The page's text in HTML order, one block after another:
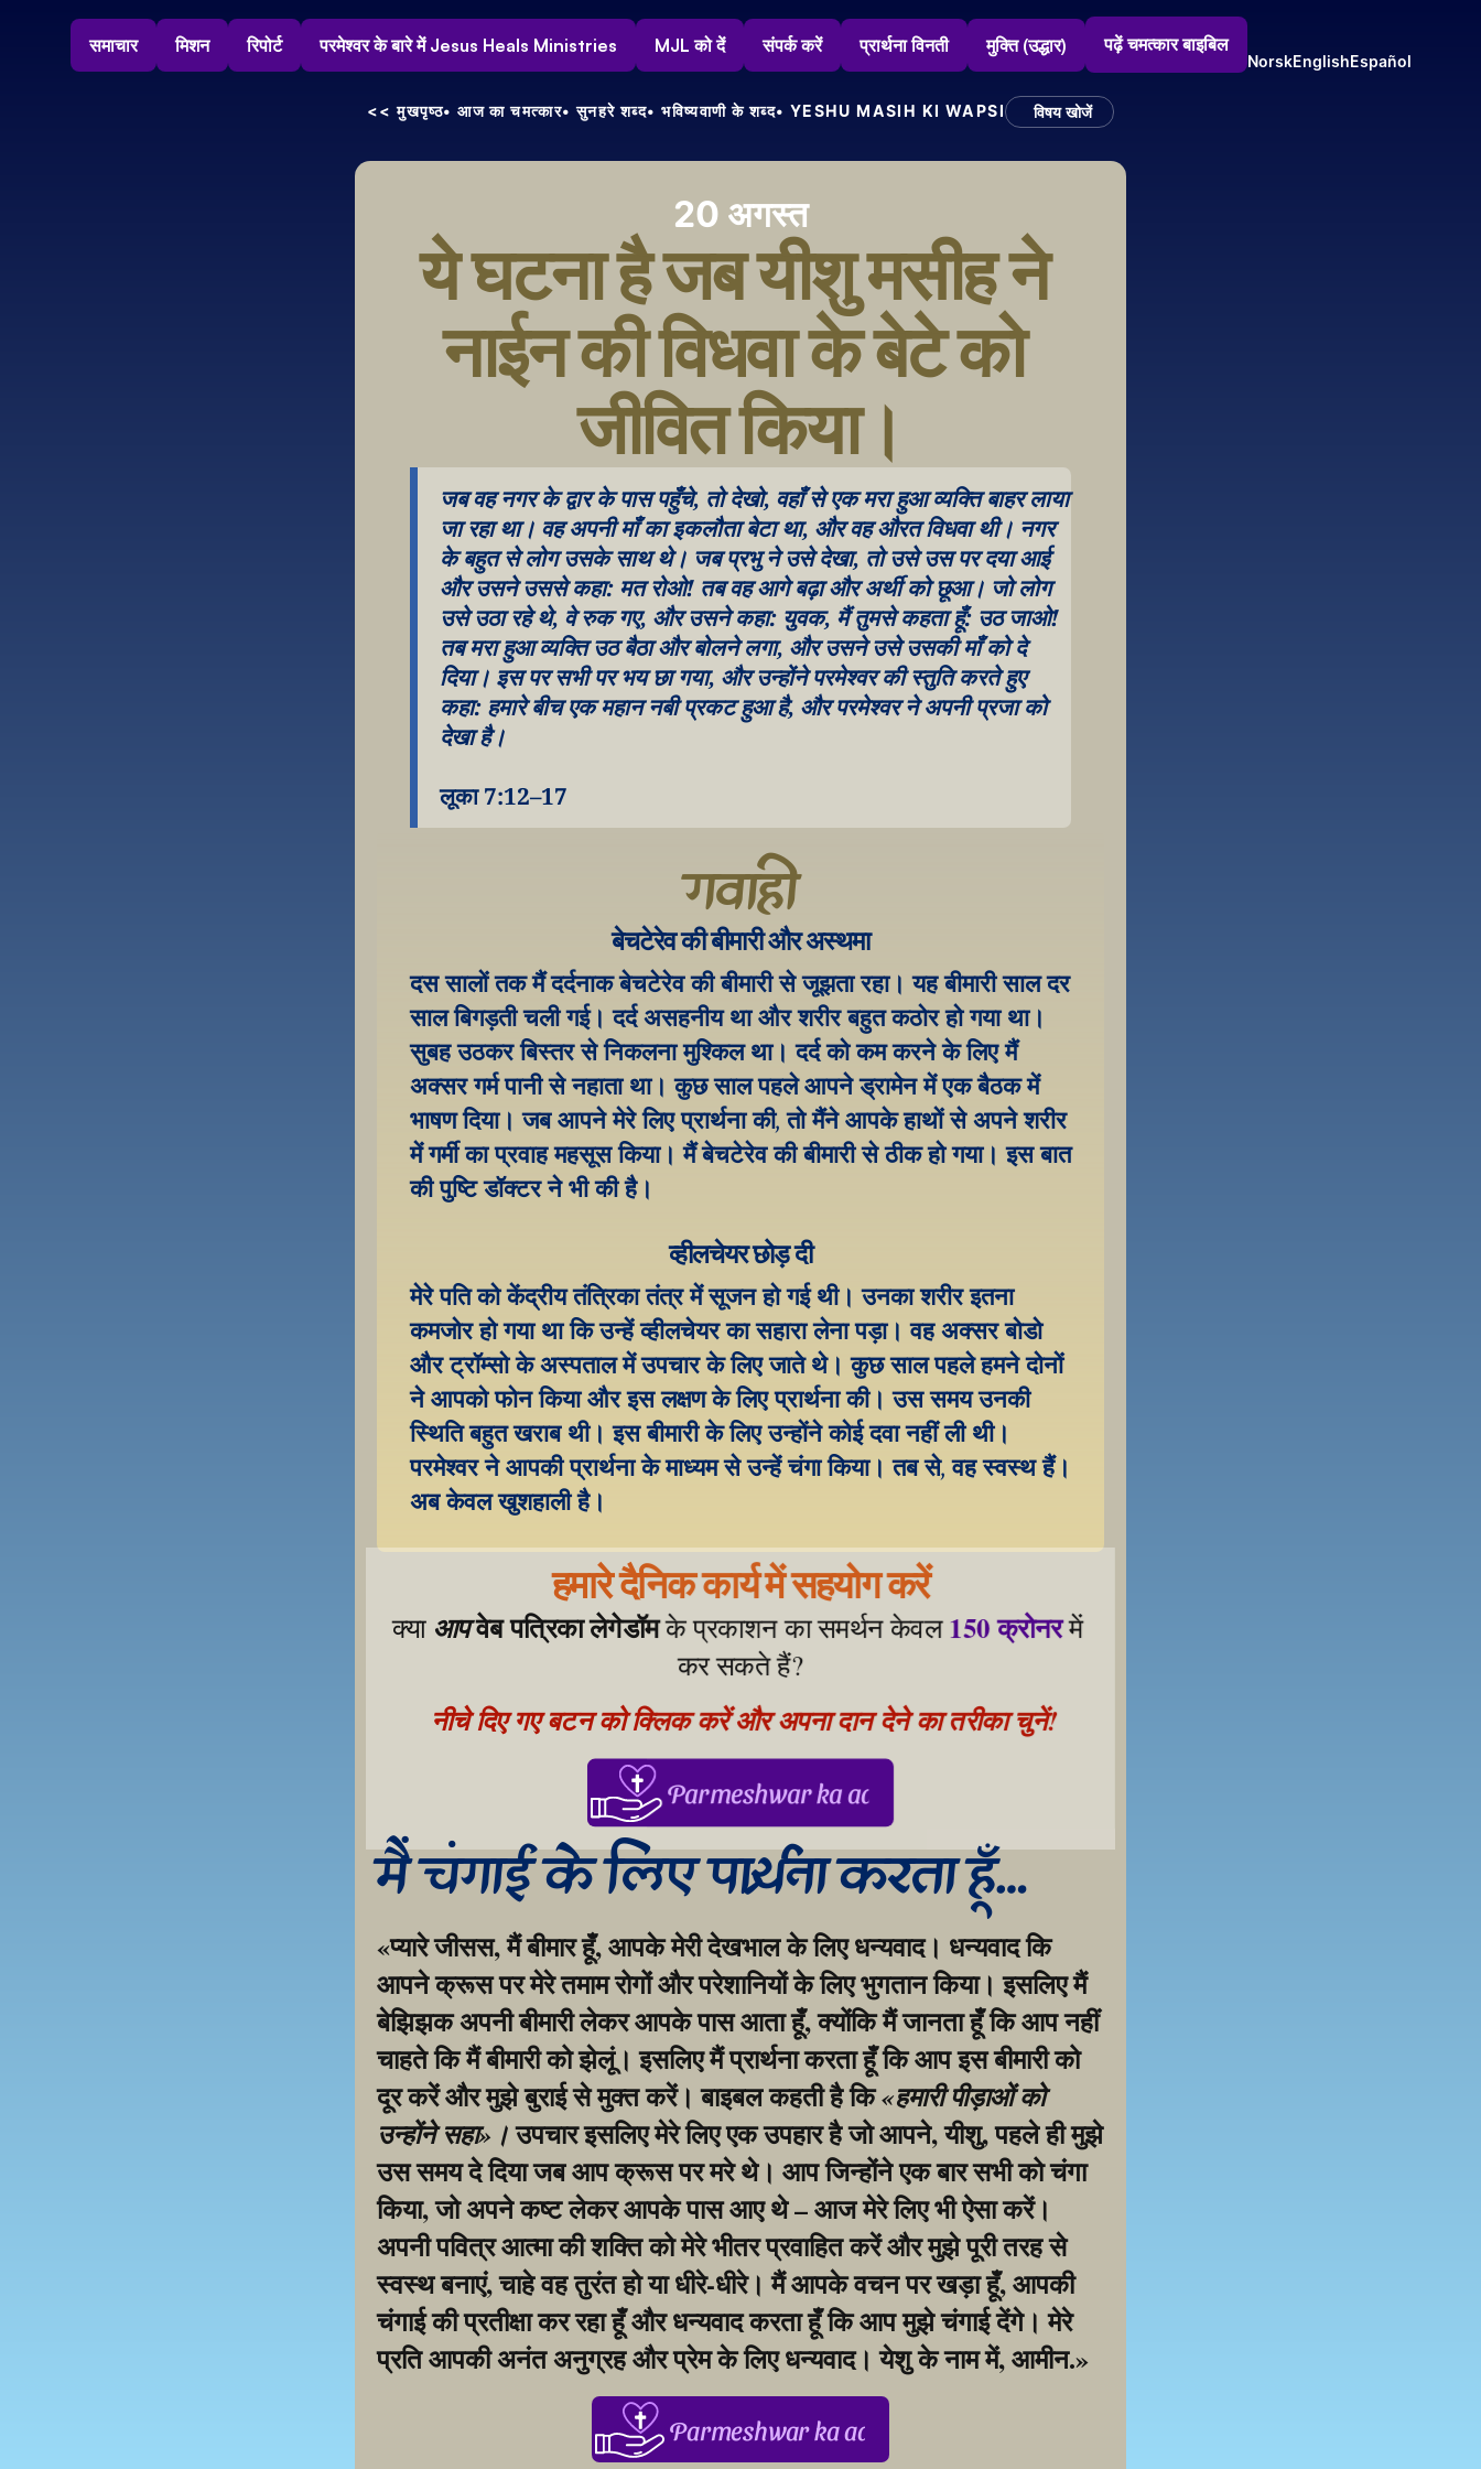
समाचार मिशन रिपोर्ट परमेश्वर के बारे में Jesus Heals Ministries MJL को दें संपर्क करें प्रार्थना विनती मुक्ति (उद्धार) पढ़ें चमत्कार बाइबिल
NorskEnglishEspañol
<< मुखपृष्ठ• आज का चमत्कार• सुनहरे शब्द• भविष्यवाणी के शब्द• YESHU MASIH KI WAPSI विषय खोजें
20 अगस्त
ये घटना है जब यीशु मसीह ने
नाईन की विधवा के बेटे को
जीवित किया।
जब वह नगर के द्वार के पास पहुँचे, तो देखो, वहाँ से एक मरा हुआ व्यक्ति बाहर लाया
जा रहा था। वह अपनी माँ का इकलौता बेटा था, और वह औरत विधवा थी। नगर
के बहुत से लोग उसके साथ थे। जब प्रभु ने उसे देखा, तो उसे उस पर दया आई
और उसने उससे कहा: मत रोओ! तब वह आगे बढ़ा और अर्थी को छूआ। जो लोग
उसे उठा रहे थे, वे रुक गए, और उसने कहा: युवक, मैं तुमसे कहता हूँ: उठ जाओ!
तब मरा हुआ व्यक्ति उठ बैठा और बोलने लगा, और उसने उसे उसकी माँ को दे
दिया। इस पर सभी पर भय छा गया, और उन्होंने परमेश्वर की स्तुति करते हुए
कहा: हमारे बीच एक महान नबी प्रकट हुआ है, और परमेश्वर ने अपनी प्रजा को
देखा है।
लूका 7:12–17
गवाही
बेचटेरेव की बीमारी और अस्थमा
दस सालों तक मैं दर्दनाक बेचटेरेव की बीमारी से जूझता रहा। यह बीमारी साल दर
साल बिगड़ती चली गई। दर्द असहनीय था और शरीर बहुत कठोर हो गया था।
सुबह उठकर बिस्तर से निकलना मुश्किल था। दर्द को कम करने के लिए मैं
अक्सर गर्म पानी से नहाता था। कुछ साल पहले आपने ड्रामेन में एक बैठक में
भाषण दिया। जब आपने मेरे लिए प्रार्थना की, तो मैंने आपके हाथों से अपने शरीर
में गर्मी का प्रवाह महसूस किया। मैं बेचटेरेव की बीमारी से ठीक हो गया। इस बात
की पुष्टि डॉक्टर ने भी की है।
व्हीलचेयर छोड़ दी
मेरे पति को केंद्रीय तंत्रिका तंत्र में सूजन हो गई थी। उनका शरीर इतना
कमजोर हो गया था कि उन्हें व्हीलचेयर का सहारा लेना पड़ा। वह अक्सर बोडो
और ट्रॉम्सो के अस्पताल में उपचार के लिए जाते थे। कुछ साल पहले हमने दोनों
ने आपको फोन किया और इस लक्षण के लिए प्रार्थना की। उस समय उनकी
स्थिति बहुत खराब थी। इस बीमारी के लिए उन्होंने कोई दवा नहीं ली थी।
परमेश्वर ने आपकी प्रार्थना के माध्यम से उन्हें चंगा किया। तब से, वह स्वस्थ हैं।
अब केवल खुशहाली है।
हमारे दैनिक कार्य में सहयोग करें
क्या आपवेब पत्रिका लेगेडॉम के प्रकाशन का समर्थन केवल 150 क्रोनर में
कर सकते हैं?
नीचे दिए गए बटन को क्लिक करें और अपना दान देने का तरीका चुनें!
Parmeshwar ka aabhar, aapke samarthan ke liye!
मैं चंगाई के लिए प्रार्थना करता हूँ…
«प्यारे जीसस, मैं बीमार हूँ, आपके मेरी देखभाल के लिए धन्यवाद। धन्यवाद कि
आपने क्रूस पर मेरे तमाम रोगों और परेशानियों के लिए भुगतान किया। इसलिए मैं
बेझिझक अपनी बीमारी लेकर आपके पास आता हूँ, क्योंकि मैं जानता हूँ कि आप नहीं
चाहते कि मैं बीमारी को झेलूं। इसलिए मैं प्रार्थना करता हूँ कि आप इस बीमारी को
दूर करें और मुझे बुराई से मुक्त करें। बाइबल कहती है कि «हमारी पीड़ाओं को
उन्होंने सहा»। उपचार इसलिए मेरे लिए एक उपहार है जो आपने, यीशु, पहले ही मुझे
उस समय दे दिया जब आप क्रूस पर मरे थे। आप जिन्होंने एक बार सभी को चंगा
किया, जो अपने कष्ट लेकर आपके पास आए थे – आज मेरे लिए भी ऐसा करें।
अपनी पवित्र आत्मा की शक्ति को मेरे भीतर प्रवाहित करें और मुझे पूरी तरह से
स्वस्थ बनाएं, चाहे वह तुरंत हो या धीरे-धीरे। मैं आपके वचन पर खड़ा हूँ, आपकी
चंगाई की प्रतीक्षा कर रहा हूँ और धन्यवाद करता हूँ कि आप मुझे चंगाई देंगे। मेरे
प्रति आपकी अनंत अनुग्रह और प्रेम के लिए धन्यवाद। येशु के नाम में, आमीन.»
Parmeshwar ka aabhar, aapke samarthan ke liye!